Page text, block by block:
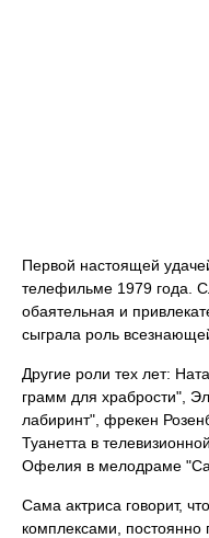
Первой настоящей
телефильме 1979 года.
обаятельная и
сыграла роль
Другие роли тех лет:
грамм для храбрости",
лабиринт", фрекен
Туанетта в
Офелия в мелодраме
Сама актриса говорит,
комплексами,